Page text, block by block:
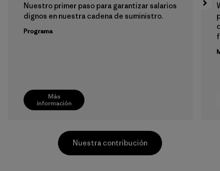
Más
información
Nuestro primer paso para garantizar salarios
dignos en nuestra cadena de suministro.
Programa
Nuestra contribución